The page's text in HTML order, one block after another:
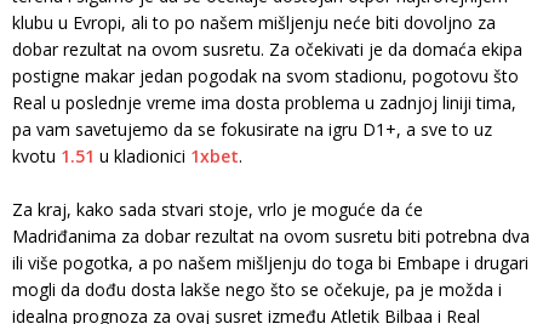
klubu u Evropi, ali to po našem mišljenju neće biti dovoljno za
dobar rezultat na ovom susretu. Za očekivati je da domaća ekipa
postigne makar jedan pogodak na svom stadionu, pogotovu što
Real u poslednje vreme ima dosta problema u zadnjoj liniji tima,
pa vam savetujemo da se fokusirate na igru D1+, a sve to uz
kvotu 1.51 u kladionici 1xbet.
Za kraj, kako sada stvari stoje, vrlo je moguće da će
Madriđanima za dobar rezultat na ovom susretu biti potrebna dva
ili više pogotka, a po našem mišljenju do toga bi Embape i drugari
mogli da dođu dosta lakše nego što se očekuje, pa je možda i
idealna prognoza za ovaj susret između Atletik Bilbaa i Real